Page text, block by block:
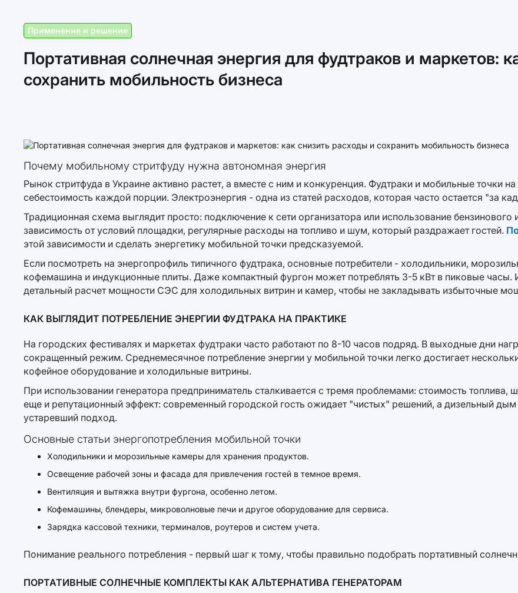
Применение и решение
Портативная солнечная энергия для фудтраков и маркетов:
сохранить мобильность бизнеса
Почему мобильному стритфуду нужна автономная энергия
Рынок стритфуда в Украине активно растет, а вместе с ним и конкуренция. Фудтраки и мобильные точки
себестоимость каждой порции. Электроэнергия - одна из статей расходов, которая часто остается "за
Традиционная схема выглядит просто: подключение к сети организатора или использование бензинового
зависимость от условий площадки, регулярные расходы на топливо и шум, который раздражает гостей.
этой зависимости и сделать энергетику мобильной точки предсказуемой.
Если посмотреть на энергопрофиль типичного фудтрака, основные потребители - холодильники,
кофемашина и индукционные плиты. Даже компактный фургон может потреблять 3-5 кВт в пиковые часы.
детальный расчет мощности СЭС для холодильных витрин и камер, чтобы не закладывать избыточные
КАК ВЫГЛЯДИТ ПОТРЕБЛЕНИЕ ЭНЕРГИИ ФУДТРАКА НА ПРАКТИКЕ
На городских фестивалях и маркетах фудтраки часто работают по 8-10 часов подряд. В выходные дни
сокращенный режим. Среднемесячное потребление энергии у мобильной точки легко достигает
кофейное оборудование и холодильные витрины.
При использовании генератора предприниматель сталкивается с тремя проблемами: стоимость
еще и репутационный эффект: современный городской гость ожидает "чистых" решений, а дизельный
устаревший подход.
Основные статьи энергопотребления мобильной точки
Холодильники и морозильные камеры для хранения продуктов.
Освещение рабочей зоны и фасада для привлечения гостей в темное время.
Вентиляция и вытяжка внутри фургона, особенно летом.
Кофемашины, блендеры, микроволновые печи и другое оборудование для сервиса.
Зарядка кассовой техники, терминалов, роутеров и систем учета.
Понимание реального потребления - первый шаг к тому, чтобы правильно подобрать портативный
ПОРТАТИВНЫЕ СОЛНЕЧНЫЕ КОМПЛЕКТЫ КАК АЛЬТЕРНАТИВА ГЕНЕРАТОРАМ